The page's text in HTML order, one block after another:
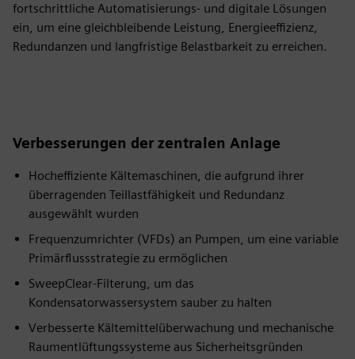
fortschrittliche Automatisierungs- und digitale Lösungen
ein, um eine gleichbleibende Leistung, Energieeffizienz,
Redundanzen und langfristige Belastbarkeit zu erreichen.
Verbesserungen der zentralen Anlage
Hocheffiziente Kältemaschinen, die aufgrund ihrer
überragenden Teillastfähigkeit und Redundanz
ausgewählt wurden
Frequenzumrichter (VFDs) an Pumpen, um eine variable
Primärflussstrategie zu ermöglichen
SweepClear-Filterung, um das
Kondensatorwassersystem sauber zu halten
Verbesserte Kältemittelüberwachung und mechanische
Raumentlüftungssysteme aus Sicherheitsgründen